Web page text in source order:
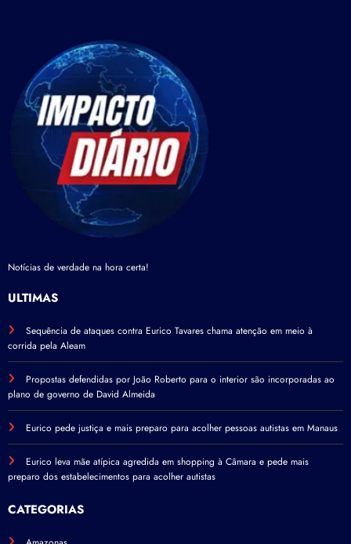
Notícias de verdade na hora certa!
ÚLTIMAS
Sequência de ataques contra Eurico Tavares chama atenção em meio à
corrida pela Aleam
Propostas defendidas por João Roberto para o interior são incorporadas ao
plano de governo de David Almeida
Eurico pede justiça e mais preparo para acolher pessoas autistas em Manaus
Eurico leva mãe atípica agredida em shopping à Câmara e pede mais
preparo dos estabelecimentos para acolher autistas
CATEGORIAS